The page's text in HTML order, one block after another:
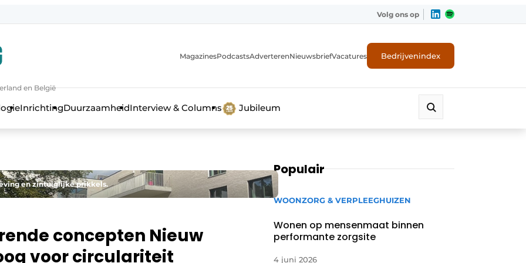
Volg ons op
en België
MagazinesPodcastsAdverterenNieuwsbriefVacatures Bedrijvenindex
InrichtingDuurzaamheidInterview & Columns Jubileum
en zintuiglijke prikkels.
concepten Nieuw
voor circulariteit
Populair
WOONZORG & VERPLEEGHUIZEN
Wonen op mensenmaat binnen
performante zorgsite
4 juni 2026